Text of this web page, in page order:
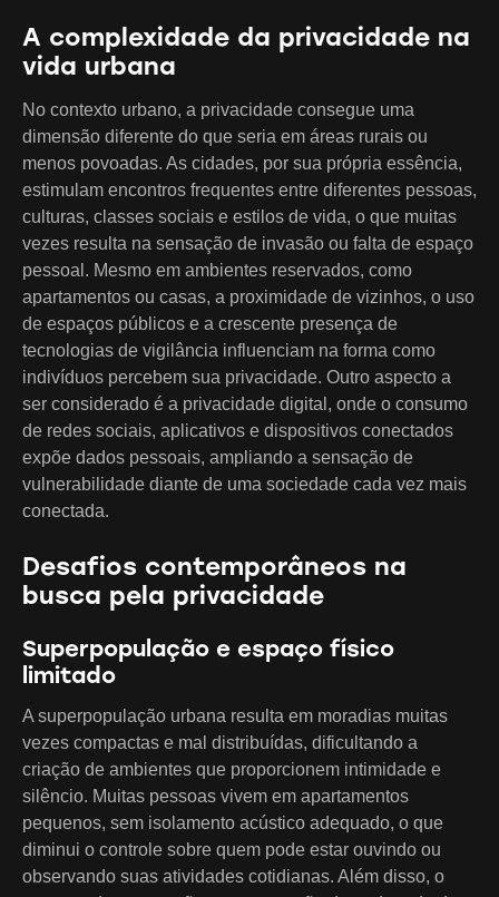
A complexidade da privacidade na
vida urbana
No contexto urbano, a privacidade consegue uma
dimensão diferente do que seria em áreas rurais ou
menos povoadas. As cidades, por sua própria essência,
estimulam encontros frequentes entre diferentes pessoas,
culturas, classes sociais e estilos de vida, o que muitas
vezes resulta na sensação de invasão ou falta de espaço
pessoal. Mesmo em ambientes reservados, como
apartamentos ou casas, a proximidade de vizinhos, o uso
de espaços públicos e a crescente presença de
tecnologias de vigilância influenciam na forma como
indivíduos percebem sua privacidade. Outro aspecto a
ser considerado é a privacidade digital, onde o consumo
de redes sociais, aplicativos e dispositivos conectados
expõe dados pessoais, ampliando a sensação de
vulnerabilidade diante de uma sociedade cada vez mais
conectada.
Desafios contemporâneos na
busca pela privacidade
Superpopulação e espaço físico
limitado
A superpopulação urbana resulta em moradias muitas
vezes compactas e mal distribuídas, dificultando a
criação de ambientes que proporcionem intimidade e
silêncio. Muitas pessoas vivem em apartamentos
pequenos, sem isolamento acústico adequado, o que
diminui o controle sobre quem pode estar ouvindo ou
observando suas atividades cotidianas. Além disso, o